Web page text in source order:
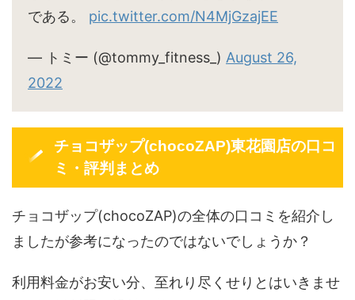
である。 pic.twitter.com/N4MjGzajEE
— トミー (@tommy_fitness_) August 26,
2022
チョコザップ(chocoZAP)東花園店の口コ
ミ・評判まとめ
チョコザップ(chocoZAP)の全体の口コミを紹介し
ましたが参考になったのではないでしょうか？
利用料金がお安い分、至れり尽くせりとはいきませ